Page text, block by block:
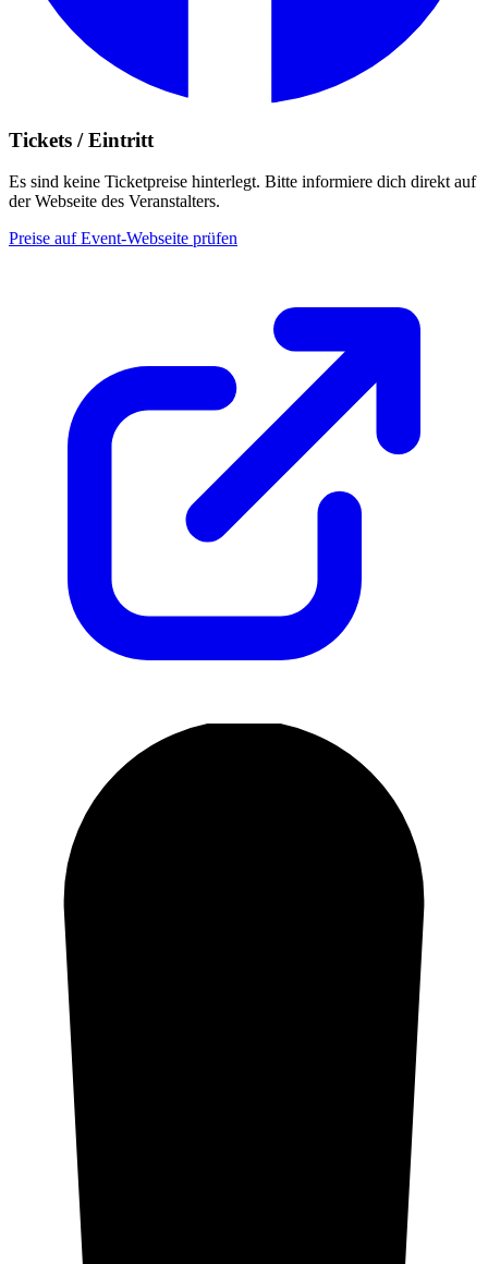
Tickets / Eintritt
Es sind keine Ticketpreise hinterlegt. Bitte informiere dich direkt auf
der Webseite des Veranstalters.
Preise auf Event-Webseite prüfen